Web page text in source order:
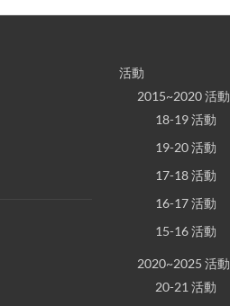
活動
2015~2020 活動
18-19 活動
19-20 活動
17-18 活動
16-17 活動
15-16 活動
2020~2025 活動
20-21 活動